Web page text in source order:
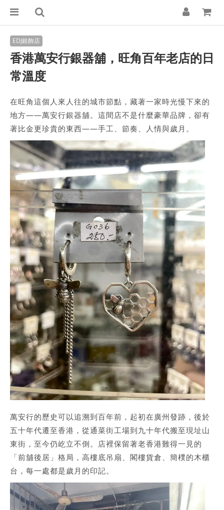
香港萬安行銀器舖，旺角百年老店的日
常溫度
在旺角這個人來人往的城市節點，藏著一家時光慢下來的
地方——萬安行銀器舖。這間店不是什麼豪華品牌，卻有
著比金更珍貴的東西——手工、節奏、人情與歲月。
萬安行的歷史可以追溯到百年前，起初在廣州發跡，後於
五十年代遷至香港，從通菜街工場到九十年代搬至現址山
東街，至今仍屹立不倒。店裡保留著老香港難得一見的
「前舖後居」格局，高樓底吊扇、閣樓貨倉、簡樸的木櫃
台，每一處都是歲月的印記。